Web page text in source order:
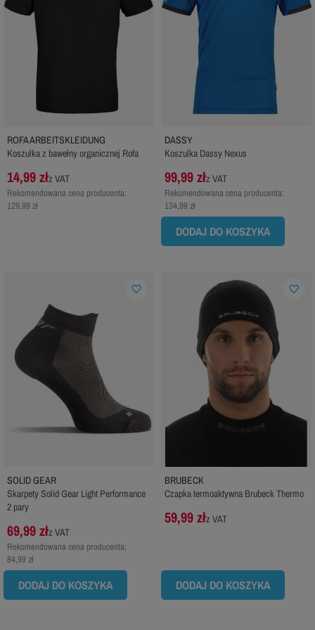
ROFA ARBEITSKLEIDUNG
Koszulka z bawełny organicznej Rofa
14,99 złz VAT
Rekomendowana cena producenta:
129,99 zł
DASSY
Koszulka Dassy Nexus
99,99 złz VAT
Rekomendowana cena producenta:
134,99 zł
DODAJ DO KOSZYKA
SOLID GEAR
Skarpety Solid Gear Light Performance
2 pary
69,99 złz VAT
Rekomendowana cena producenta:
84,99 zł
DODAJ DO KOSZYKA
favorite_border
BRUBECK
Czapka termoaktywna Brubeck Thermo
59,99 złz VAT
DODAJ DO KOSZYKA
favorite_border